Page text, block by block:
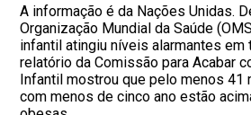
A informação é da Nações Unidas.
Organização Mundial da Saúde
infantil atingiu níveis alarmantes em
relatório da Comissão para Acabar
Infantil mostrou que pelo menos 41
com menos de cinco ano estão